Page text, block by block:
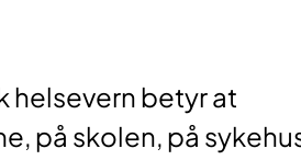
helsevern betyr at
på skolen, på